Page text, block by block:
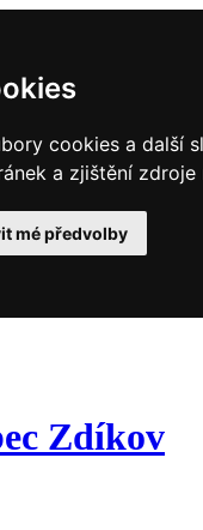
cookies a další
a zjištění zdroje
mé předvolby
Zdíkov